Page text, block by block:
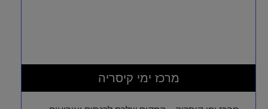
מרכז ימי קיסריה